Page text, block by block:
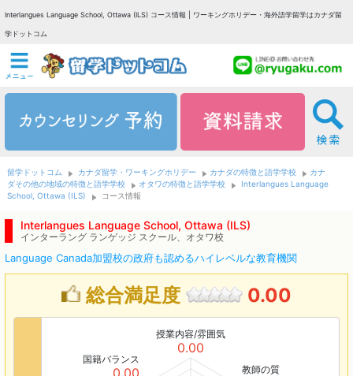
Interlangues Language School, Ottawa (ILS) コース情報 | ワーキングホリデー・海外語学留学はカナダ留
学ドットコム
留学ドットコム カナダ留学・ワーキングホリデー カナダの特徴と語学学校
カナ
ダその他の地域の特徴と語学学校
オタワの特徴と語学学校
Interlangues Language
School, Ottawa (ILS)
コース情報
Interlangues Language School, Ottawa (ILS)
インターラング ランゲッジ スクール、オタワ校
Language Canada加盟校の政府も認めるハイレベルな教育機関
総合満足度 0.00
授業内容/雰囲気
0.00
教師の質
国籍バランス
0.00